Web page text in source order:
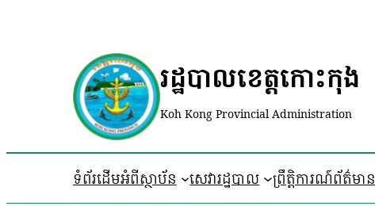
រដ្ឋបាលខេត្តកោះកុង
Koh Kong Provincial Administration
ទំព័រដើមអំពីស្ថាប័ន សេវារដ្ឋបាល ព្រឹត្តិការណ៍ព័ត៌មាន